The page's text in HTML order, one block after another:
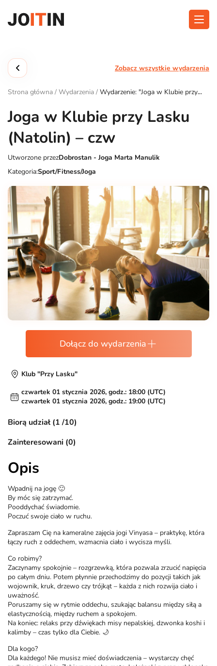
treści
Funkcjonalność
Kontakt
Pobierz aplikację:
Zobacz wszystkie wydarzenia
Strona główna / Wydarzenia / Wydarzenie: "Joga w Klubie przy
Joga w Klubie przy Lasku
(Natolin) – czw
Utworzone przezDobrostan - Joga Marta Manulik
Kategoria:Sport/Fitness/Joga
Dołącz do wydarzenia
Klub "Przy Lasku"
czwartek 01 stycznia 2026, godz.: 18:00 (UTC)
czwartek 01 stycznia 2026, godz.: 19:00 (UTC)
Biorą udział (1 /10)
Zainteresowani (0)
Opis
Wpadnij na jogę 🙂
By móc się zatrzymać.
Pooddychać świadomie.
Poczuć swoje ciało w ruchu.
Zapraszam Cię na kameralne zajęcia jogi Vinyasa – praktykę, która
łączy ruch z oddechem, wzmacnia ciało i wycisza myśli.
Co robimy?
Zaczynamy spokojnie – rozgrzewką, która pozwala zrzucić napięcia
po całym dniu. Potem płynnie przechodzimy do pozycji takich jak
wojownik, kruk, drzewo czy trójkąt – każda z nich rozwija ciało i
uważność.
Poruszamy się w rytmie oddechu, szukając balansu między siłą a
elastycznością, między ruchem a spokojem.
Na koniec: relaks przy dźwiękach misy nepalskiej, dzwonka koshi i
kalimby – czas tylko dla Ciebie. 🌙
Dla kogo?
Dla każdego! Nie musisz mieć doświadczenia – wystarczy chęć